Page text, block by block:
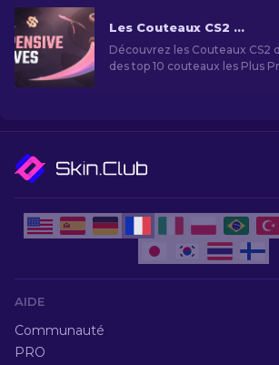
Les Couteaux CS2 les Plus Chers [2026]
Découvrez les Couteaux CS2
des top 10 couteaux les Plus
AIDE
Communauté
PRO